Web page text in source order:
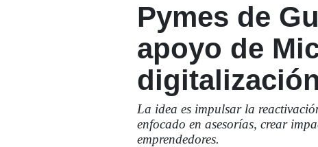
Pymes de
apoyo de
digitalización
La idea es impulsar la
enfocado en asesorías, crear
emprendedores.